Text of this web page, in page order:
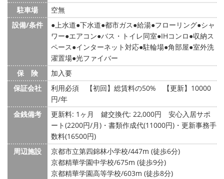
駐車場
空無
設備/条件
上水道 下水道 都市ガス 給湯 フローリング シャ
ワー エアコン バス・トイレ同室 IHコンロ 収納ス
ペース インターネット対応 駐輪場 角部屋 室外洗
濯置場 光ファイバー
保 険
加入要
保証会社
利用必須 【初回】総賃料の50% 【更新】10000
円/年
金銭備考
更新料: 1ヶ月 鍵交換代: 22,000円
安心入居サポ
ート(2200円/月)・書類作成代(11000円)・更新事務手
数料(16500円)
周辺施設
京都市立第四錦林小学校/447m (徒歩6分)
京都精華学園中学校/675m (徒歩9分)
京都精華学園高等学校/603m (徒歩8分)